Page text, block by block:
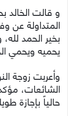
و قالت الخالد
المتداولة عن
بخير الحمد
يحميه ويحمي
وأعربت زوجة
الشائعات،
حالياً بإجازة